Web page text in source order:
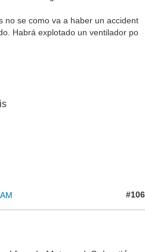
no se como va a haber un accident
Habrá explotado un ventilador po
#106